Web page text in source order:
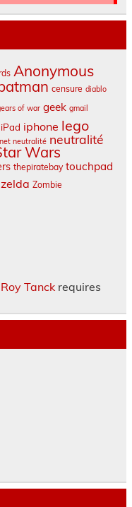
Anonymous
censure diablo
of war geek gmail
iPad iphone lego
net neutralité neutralité
Wars
thepiratebay touchpad
zelda Zombie
Roy Tanckrequires